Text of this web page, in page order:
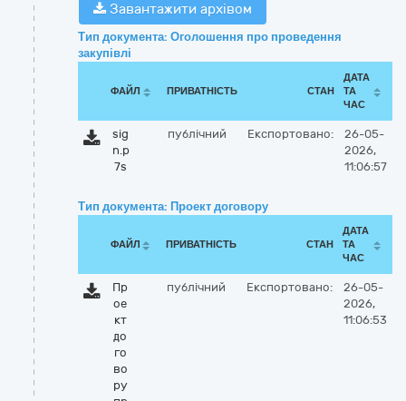
Завантажити архівом
Тип документа: Оголошення про проведення
закупівлі
ФАЙЛ ПРИВАТНІСТЬ СТАН
ДАТА
ТА
ЧАС
sig
n.p
7s
публічний Експортовано:
26-05-
2026,
11:06:57
Тип документа: Проект договору
ФАЙЛ ПРИВАТНІСТЬ СТАН
ДАТА
ТА
ЧАС
Пр
ое
кт
до
го
во
ру
публічний Експортовано:
26-05-
2026,
11:06:53